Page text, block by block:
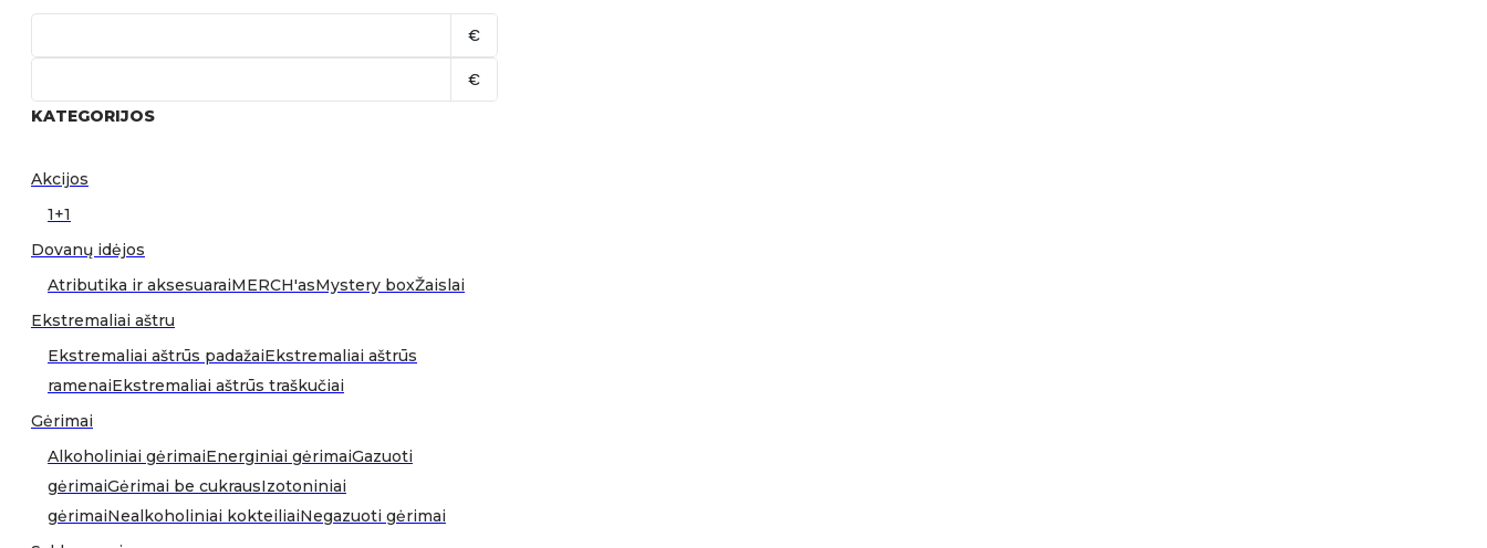
€
€
KATEGORIJOS
Akcijos
1+1
Dovanų idėjos
Atributika ir aksesuaraiMERCH'asMystery boxŽaislai
Ekstremaliai aštru
Ekstremaliai aštrūs padažaiEkstremaliai aštrūs
ramenaiEkstremaliai aštrūs traškučiai
Gėrimai
Alkoholiniai gėrimaiEnerginiai gėrimaiGazuoti
gėrimaiGėrimai be cukrausIzotoniniai
gėrimaiNealkoholiniai kokteiliaiNegazuoti gėrimai